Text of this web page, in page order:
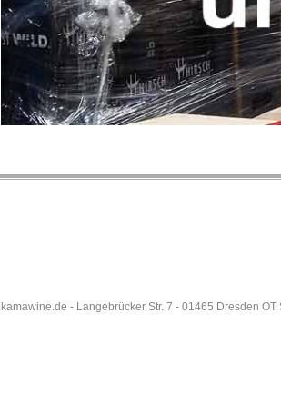
kamawine.de - Langebrücker Str. 7 - 01465 Dresden